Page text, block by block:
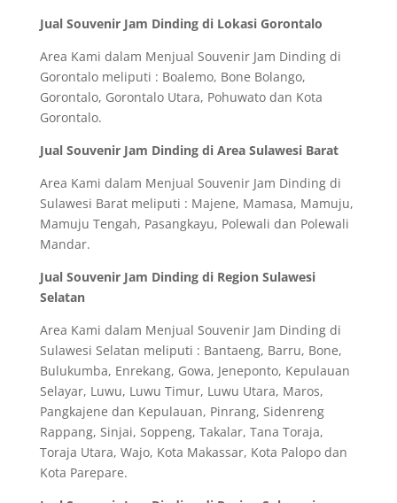
Jual Souvenir Jam Dinding di Lokasi Gorontalo
Area Kami dalam Menjual Souvenir Jam Dinding di
Gorontalo meliputi : Boalemo, Bone Bolango,
Gorontalo, Gorontalo Utara, Pohuwato dan Kota
Gorontalo.
Jual Souvenir Jam Dinding di Area Sulawesi Barat
Area Kami dalam Menjual Souvenir Jam Dinding di
Sulawesi Barat meliputi : Majene, Mamasa, Mamuju,
Mamuju Tengah, Pasangkayu, Polewali dan Polewali
Mandar.
Jual Souvenir Jam Dinding di Region Sulawesi
Selatan
Area Kami dalam Menjual Souvenir Jam Dinding di
Sulawesi Selatan meliputi : Bantaeng, Barru, Bone,
Bulukumba, Enrekang, Gowa, Jeneponto, Kepulauan
Selayar, Luwu, Luwu Timur, Luwu Utara, Maros,
Pangkajene dan Kepulauan, Pinrang, Sidenreng
Rappang, Sinjai, Soppeng, Takalar, Tana Toraja,
Toraja Utara, Wajo, Kota Makassar, Kota Palopo dan
Kota Parepare.